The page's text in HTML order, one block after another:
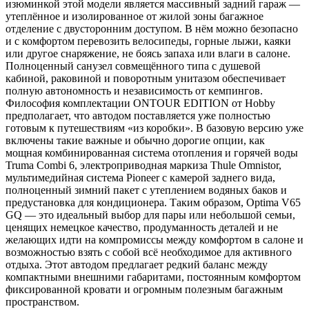
изюминкой этой модели является массивный задний гараж —
утеплённое и изолированное от жилой зоны багажное
отделение с двусторонним доступом. В нём можно безопасно
и с комфортом перевозить велосипеды, горные лыжи, каяки
или другое снаряжение, не боясь запаха или влаги в салоне.
Полноценный санузел совмещённого типа с душевой
кабиной, раковиной и поворотным унитазом обеспечивает
полную автономность и независимость от кемпингов.
Философия комплектации ONTOUR EDITION от Hobby
предполагает, что автодом поставляется уже полностью
готовым к путешествиям «из коробки». В базовую версию уже
включены такие важные и обычно дорогие опции, как
мощная комбинированная система отопления и горячей воды
Truma Combi 6, электроприводная маркиза Thule Omnistor,
мультимедийная система Pioneer с камерой заднего вида,
полноценный зимний пакет с утеплением водяных баков и
предустановка для кондиционера. Таким образом, Optima V65
GQ — это идеальный выбор для пары или небольшой семьи,
ценящих немецкое качество, продуманность деталей и не
желающих идти на компромиссы между комфортом в салоне и
возможностью взять с собой всё необходимое для активного
отдыха. Этот автодом предлагает редкий баланс между
компактными внешними габаритами, постоянным комфортом
фиксированной кровати и огромным полезным багажным
пространством.